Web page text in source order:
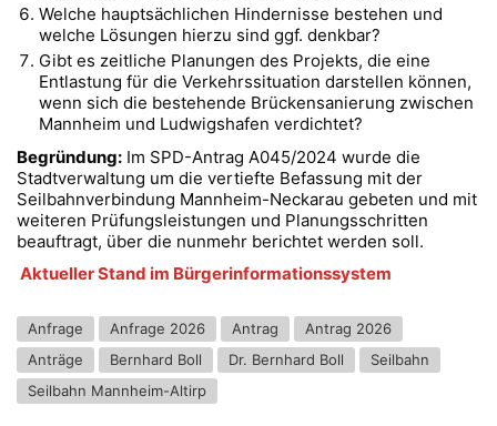
Welche hauptsächlichen Hindernisse bestehen und
welche Lösungen hierzu sind ggf. denkbar?
Gibt es zeitliche Planungen des Projekts, die eine
Entlastung für die Verkehrssituation darstellen können,
wenn sich die bestehende Brückensanierung zwischen
Mannheim und Ludwigshafen verdichtet?
Begründung: Im SPD-Antrag A045/2024 wurde die
Stadtverwaltung um die vertiefte Befassung mit der
Seilbahnverbindung Mannheim-Neckarau gebeten und mit
weiteren Prüfungsleistungen und Planungsschritten
beauftragt, über die nunmehr berichtet werden soll.
Aktueller Stand im Bürgerinformationssystem
Anfrage Anfrage 2026 Antrag
Antrag 2026
Anträge
Bernhard Boll Dr. Bernhard Boll
Seilbahn
Seilbahn Mannheim-Altirp